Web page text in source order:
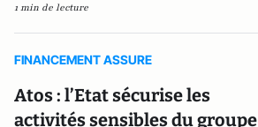
1 min de lecture
FINANCEMENT ASSURE
Atos : l’Etat sécurise les
activités sensibles du groupe